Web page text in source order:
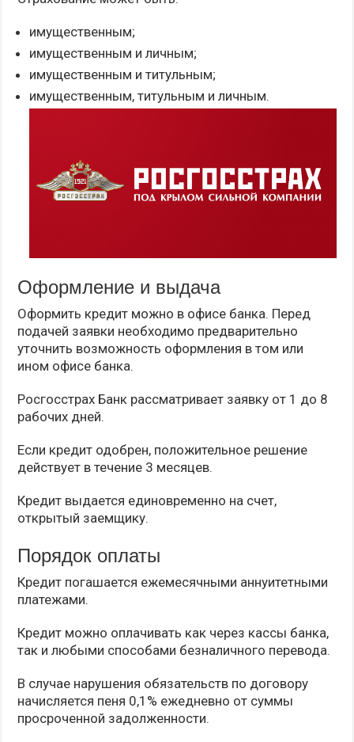
имущественным;
имущественным и личным;
имущественным и титульным;
имущественным, титульным и личным.
Оформление и выдача
Оформить кредит можно в офисе банка. Перед
подачей заявки необходимо предварительно
уточнить возможность оформления в том или
ином офисе банка.
Росгосстрах Банк рассматривает заявку от 1 до 8
рабочих дней.
Если кредит одобрен, положительное решение
действует в течение 3 месяцев.
Кредит выдается единовременно на счет,
открытый заемщику.
Порядок оплаты
Кредит погашается ежемесячными аннуитетными
платежами.
Кредит можно оплачивать как через кассы банка,
так и любыми способами безналичного перевода.
В случае нарушения обязательств по договору
начисляется пеня 0,1% ежедневно от суммы
просроченной задолженности.